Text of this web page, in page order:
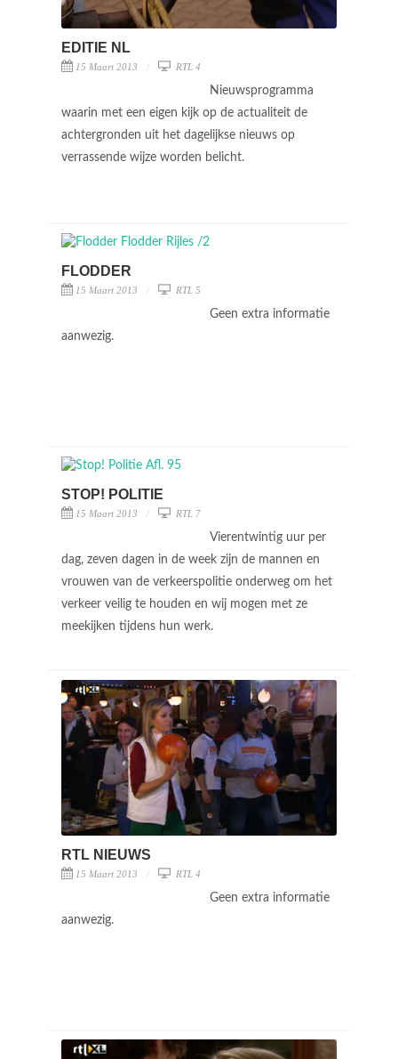
EDITIE NL
15 Maart 2013 RTL 4
Nieuwsprogramma
waarin met een eigen kijk op de actualiteit de
achtergronden uit het dagelijkse nieuws op
verrassende wijze worden belicht.
FLODDER
15 Maart 2013 RTL 5
Geen extra informatie
aanwezig.
STOP! POLITIE
15 Maart 2013 RTL 7
Vierentwintig uur per
dag, zeven dagen in de week zijn de mannen en
vrouwen van de verkeerspolitie onderweg om het
verkeer veilig te houden en wij mogen met ze
meekijken tijdens hun werk.
RTL NIEUWS
15 Maart 2013 RTL 4
Geen extra informatie
aanwezig.